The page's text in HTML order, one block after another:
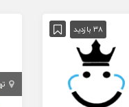
38 بازدید